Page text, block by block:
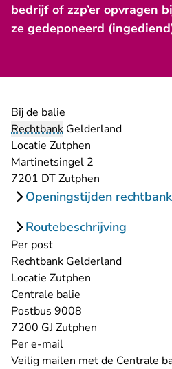
bedrijf of zzp’er opvragen
ze gedeponeerd
Bij de balie
Rechtbank Gelderland
Locatie Zutphen
Martinetsingel 2
7201 DT Zutphen
Openingstijden rechtbank
Routebeschrijving
Per post
Rechtbank Gelderland
Locatie Zutphen
Centrale balie
Postbus 9008
7200 GJ Zutphen
Per e-mail
Veilig mailen met de Centrale